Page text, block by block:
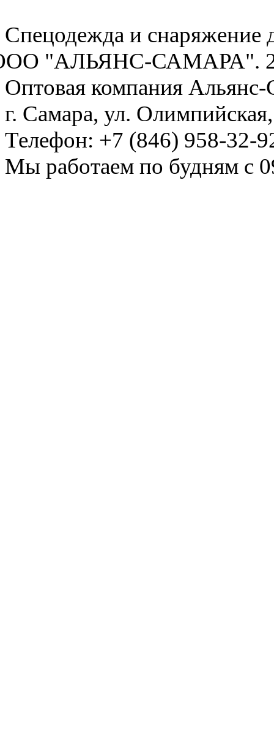
Спецодежда и снаряжение
"АЛЬЯНС-САМАРА".
Оптовая компания Альянс-
г. Самара, ул.
Телефон: +7 (846) 958-32-
Мы работаем по будням с